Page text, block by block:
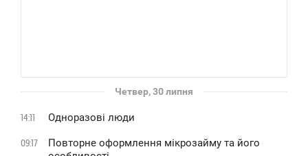
Четвер, 30 липня
14:11 Одноразові люди
09:17
Повторне оформлення мікрозайму та його